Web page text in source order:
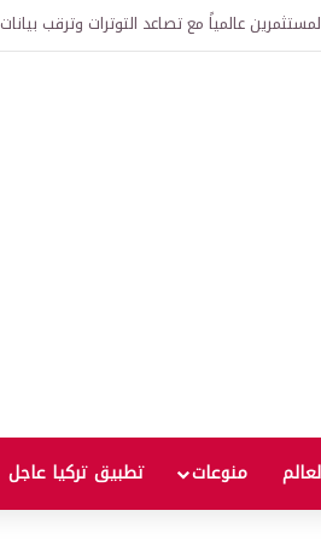
العالمية إلى أعلى مستوى منذ ثلاث سنوات يثير
منوعات تطبيق تركيا عاجل